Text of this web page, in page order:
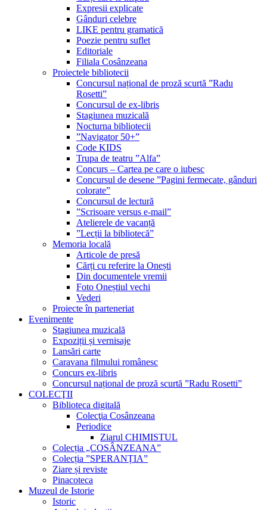
Expresii explicate
Gânduri celebre
LIKE pentru gramatică
Poezie pentru suflet
Editoriale
Filiala Cosânzeana
Proiectele bibliotecii
Concursul național de proză scurtă ”Radu
Rosetti”
Concursul de ex-libris
Stagiunea muzicală
Nocturna bibliotecii
”Navigator 50+”
Code KIDS
Trupa de teatru ”Alfa”
Concurs – Cartea pe care o iubesc
Concursul de desene ”Pagini fermecate, gânduri
colorate”
Concursul de lectură
”Scrisoare versus e-mail”
Atelierele de vacanță
”Lecții la bibliotecă”
Memoria locală
Articole de presă
Cărți cu referire la Onești
Din documentele vremii
Foto Oneștiul vechi
Vederi
Proiecte în parteneriat
Evenimente
Stagiunea muzicală
Expoziții și vernisaje
Lansări carte
Caravana filmului românesc
Concurs ex-libris
Concursul național de proză scurtă ”Radu Rosetti”
COLECŢII
Biblioteca digitală
Colecţia Cosânzeana
Periodice
Ziarul CHIMISTUL
Colecția „COSÂNZEANA”
Colecția ”SPERANȚIA”
Ziare și reviste
Pinacoteca
Muzeul de Istorie
Istoric